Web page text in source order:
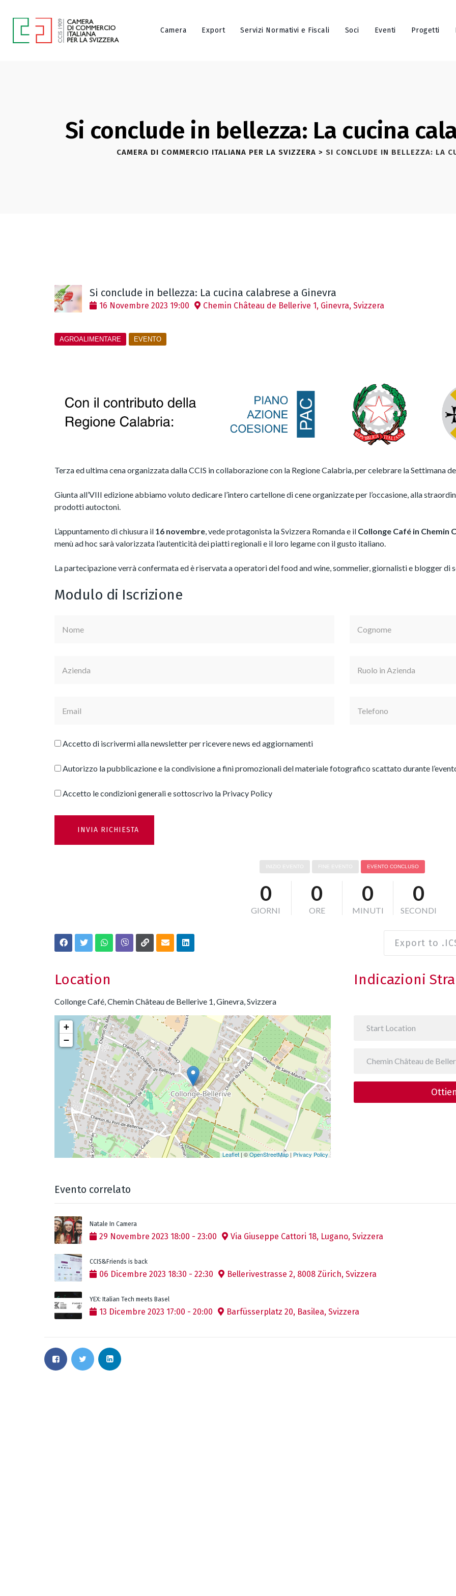
Camera Export Servizi Normativi e Fiscali Soci Eventi Progetti
Si conclude in bellezza: La cucina
CAMERA DI COMMERCIO ITALIANA PER LA SVIZZERA > SI CONCLUDE IN BELLEZZA: LA
Si conclude in bellezza: La cucina calabrese a Ginevra
16 Novembre 2023 19:00 Chemin Château de Bellerive 1, Ginevra, Svizzera
AGROALIMENTARE EVENTO
Terza ed ultima cena organizzata dalla CCIS in collaborazione con la Regione Calabria, per celebrare la Settimana
Giunta all’VIII edizione abbiamo voluto dedicare l’intero cartellone di cene organizzate per l’occasione, alla
prodotti autoctoni.
L’appuntamento di chiusura il 16 novembre , vede protagonista la Svizzera Romanda e il Collonge Café in Chemin
menù ad hoc sarà valorizzata l’autenticità dei piatti regionali e il loro legame con il gusto italiano.
La partecipazione verrà confermata ed è riservata a operatori del food and wine, sommelier, giornalisti e blogger
Modulo di Iscrizione
Accetto di iscrivermi alla newsletter per ricevere news ed aggiornamenti
Autorizzo la pubblicazione e la condivisione a fini promozionali del materiale fotografico scattato durante
Accetto le condizioni generali e sottoscrivo la Privacy Policy
INIZIO EVENTO FINE EVENTO EVENTO CONCLUSO
0
GIORNI
0
ORE
0
MINUTI
0
SECONDI
Export to
Location
Collonge Café, Chemin Château de Bellerive 1, Ginevra, Svizzera
Indicazioni
+
−
Leaflet| ©OpenStreetMap| Privacy Policy
Evento correlato
Natale In Camera
29 Novembre 2023 18:00 - 23:00 Via Giuseppe Cattori 18, Lugano, Svizzera
CCIS&Friends is back
06 Dicembre 2023 18:30 - 22:30 Bellerivestrasse 2, 8008 Zürich, Svizzera
YEX: Italian Tech meets Basel
13 Dicembre 2023 17:00 - 20:00 Barfüsserplatz 20, Basilea, Svizzera